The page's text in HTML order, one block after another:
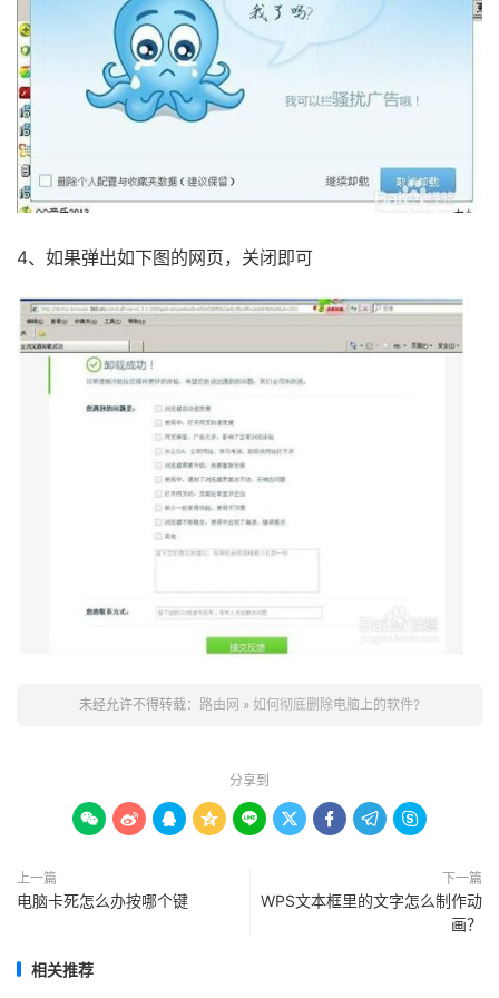
4、如果弹出如下图的网页，关闭即可
未经允许不得转载： 路由网 » 如何彻底删除电脑上的软件?
分享到
        
上一篇
电脑卡死怎么办按哪个键
下一篇
WPS文本框里的文字怎么制作动
画？
相关推荐